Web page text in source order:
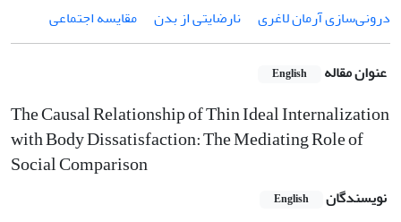
درونی‌سازی آرمان لاغری
نارضایتی از بدن مقایسه اجتماعی
عنوان مقاله English
The Causal Relationship of Thin Ideal Internalization
with Body Dissatisfaction: The Mediating Role of
Social Comparison
نویسندگان English